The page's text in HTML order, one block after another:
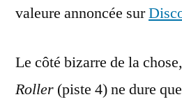
valeure annoncée sur
Le côté bizarre de la
Roller (piste 4) ne dure